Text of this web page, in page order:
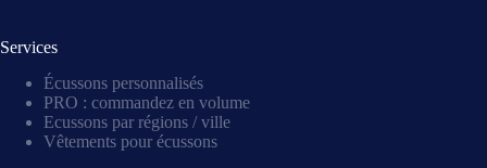
Services
Écussons personnalisés
PRO : commandez en volume
Ecussons par régions / ville
Vêtements pour écussons